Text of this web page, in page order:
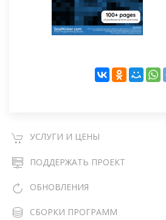
УСЛУГИ И ЦЕНЫ
ПОДДЕРЖАТЬ ПРОЕКТ
ОБНОВЛЕНИЯ
СБОРКИ ПРОГРАММ